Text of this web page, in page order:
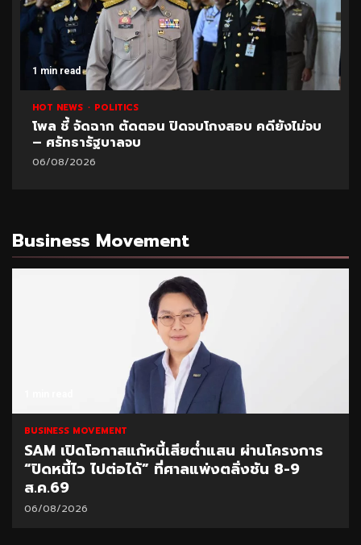
1 min read
HOT NEWS POLITICS
โพล ชี้ จัดฉาก ตัดตอน ปิดจบโกงสอบ คดียังไม่จบ
– ศรัทธารัฐบาลจบ
06/08/2026
Business Movement
BUSINESS MOVEMENT
SAM เปิดโอกาสแก้หนี้เสียต่ำแสน ผ่านโครงการ
“ปิดหนี้ไว ไปต่อได้” ที่ศาลแพ่งตลิ่งชัน 8-9
ส.ค.69
06/08/2026